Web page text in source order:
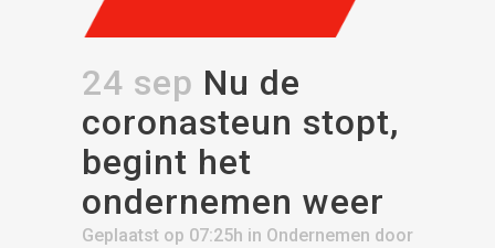
24 sep Nu de
coronasteun stopt,
begint het
ondernemen weer
Geplaatst op 07:25h in Ondernemen door